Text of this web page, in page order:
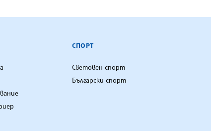
СПОРТ
Световен спорт
Български спорт